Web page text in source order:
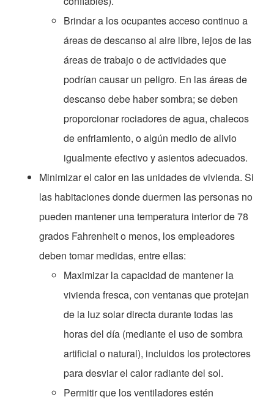
Brindar a los ocupantes acceso continuo a
áreas de descanso al aire libre, lejos de las
áreas de trabajo o de actividades que
podrían causar un peligro. En las áreas de
descanso debe haber sombra; se deben
proporcionar rociadores de agua, chalecos
de enfriamiento, o algún medio de alivio
igualmente efectivo y asientos adecuados.
Minimizar el calor en las unidades de vivienda. Si
las habitaciones donde duermen las personas no
pueden mantener una temperatura interior de 78
grados Fahrenheit o menos, los empleadores
deben tomar medidas, entre ellas:
Maximizar la capacidad de mantener la
vivienda fresca, con ventanas que protejan
de la luz solar directa durante todas las
horas del día (mediante el uso de sombra
artificial o natural), incluidos los protectores
para desviar el calor radiante del sol.
Permitir que los ventiladores estén